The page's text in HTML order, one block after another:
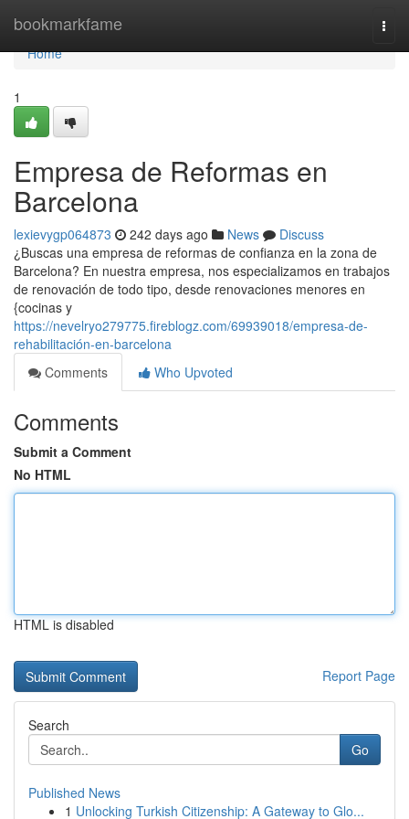
bookmarkfame
Home
Home
1
Empresa de Reformas en
Barcelona
lexievygp064873 242 days ago News
Discuss
¿Buscas una empresa de reformas de confianza en la zona de
Barcelona? En nuestra empresa, nos especializamos en trabajos
de renovación de todo tipo, desde renovaciones menores en
{cocinas y
https://nevelryo279775.fireblogz.com/69939018/empresa-de-
rehabilitación-en-barcelona
Comments
Who Upvoted
Comments
Submit a Comment
No HTML
HTML is disabled
Report Page
Search
Go
Published News
1 Unlocking Turkish Citizenship: A Gateway to Glo...